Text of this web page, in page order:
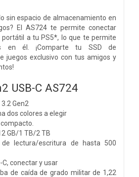
sin espacio de almacenamiento en
El AS724 te permite conectar
a tu PS5*, lo que te permite
en él. ¡Comparte tu SSD de
juegos exclusivo con tus amigos y
USB-C AS724
Gen2
dos colores a elegir
compacto.
GB/1 TB/2 TB
de lectura/escritura de hasta 500
C, conectar y usar
de caída de grado militar de 1,22